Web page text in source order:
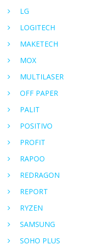
LG
LOGITECH
MAKETECH
MOX
MULTILASER
OFF PAPER
PALIT
POSITIVO
PROFIT
RAPOO
REDRAGON
REPORT
RYZEN
SAMSUNG
SOHO PLUS